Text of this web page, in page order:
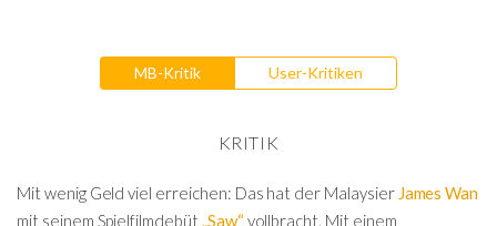
MB-Kritik User-Kritiken
KRITIK
Mit wenig Geld viel erreichen: Das hat der Malaysier James Wan
mit seinem Spielfilmdebüt „Saw“vollbracht. Mit einem